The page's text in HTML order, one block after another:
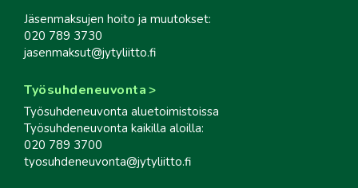
Jäsenmaksujen hoito ja muutokset:
020 789 3730
jasenmaksut@jytyliitto.fi
Työsuhdeneuvonta
Työsuhdeneuvonta aluetoimistoissa
Työsuhdeneuvonta kaikilla aloilla:
020 789 3700
tyosuhdeneuvonta@jytyliitto.fi